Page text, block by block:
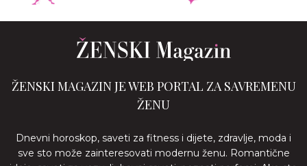
ŽENSKI MAGAZIN JE WEB PORTAL ZA SAVREMENU
ŽENU
Dnevni horoskop, saveti za fitness i dijete, zdravlje, moda i
sve sto može zainteresovati modernu ženu. Romantične